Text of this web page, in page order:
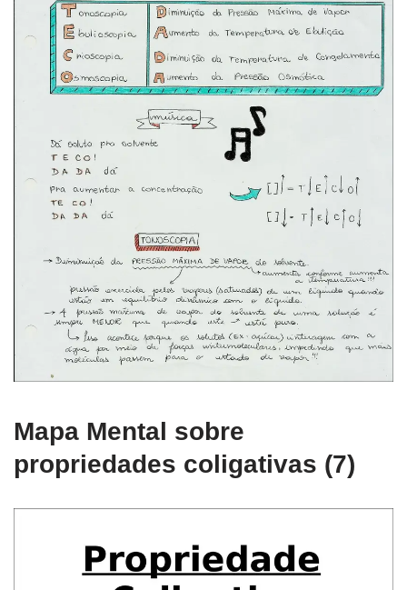
Mapa Mental sobre
propriedades coligativas (7)